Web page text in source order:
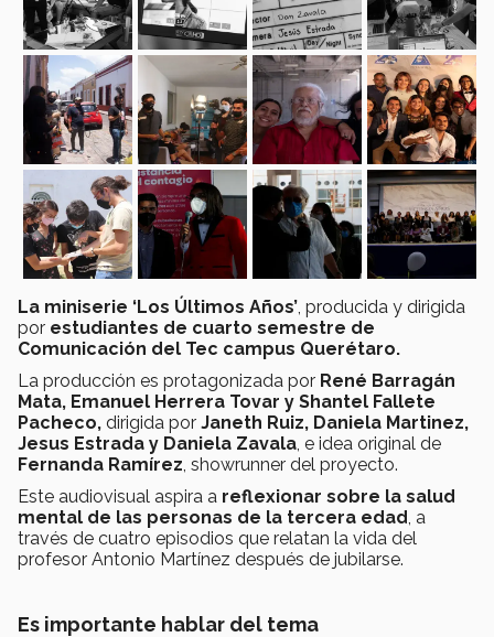
La miniserie ‘Los Últimos Años’ , producida y dirigida
por estudiantes de cuarto semestre de
Comunicación del Tec campus Querétaro.
La producción es protagonizada por René Barragán
Mata, Emanuel Herrera Tovar y Shantel Fallete
Pacheco, dirigida por Janeth Ruiz, Daniela Martinez,
Jesus Estrada y Daniela Zavala , e idea original de
Fernanda Ramírez showrunner del proyecto.
Este audiovisual aspira a reflexionar sobre la salud
mental de las personas de la tercera edad a
través de cuatro episodios que relatan la vida del
profesor Antonio Martínez después de jubilarse.
Es importante hablar del tema